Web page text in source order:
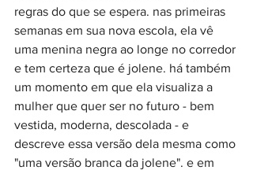
regras do que se espera. nas primeiras
semanas em sua nova escola, ela vê
uma menina negra ao longe no corredor
e tem certeza que é jolene. há também
um momento em que ela visualiza a
mulher que quer ser no futuro - bem
vestida, moderna, descolada - e
descreve essa versão dela mesma como
"uma versão branca da jolene". e em